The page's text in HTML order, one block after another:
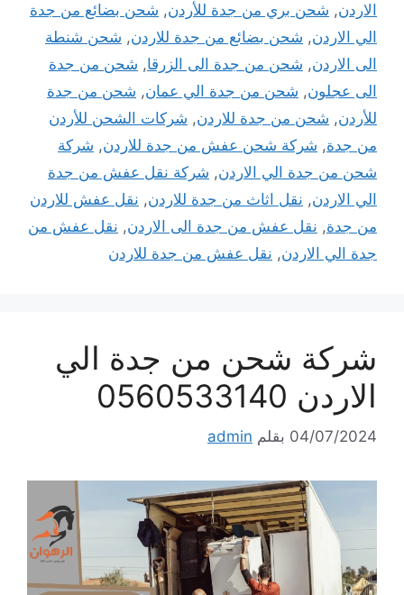
الاردن, شحن بري من جدة للأردن, شحن بضائع من جدة
الي الاردن, شحن بضائع من جدة للاردن, شحن شنطة
الى الاردن, شحن من جدة الى الزرقا, شحن من جدة
الى عجلون, شحن من جدة الي عمان, شحن من جدة
للأردن, شحن من جدة للاردن, شركات الشحن للأردن
من جدة, شركة شحن عفش من جدة للاردن, شركة
شحن من جدة الي الاردن, شركة نقل عفش من جدة
الي الاردن, نقل اثاث من جدة للاردن, نقل عفش للاردن
من جدة, نقل عفش من جدة الى الاردن, نقل عفش من
جدة الي الاردن, نقل عفش من جدة للاردن
شركة شحن من جدة الي
الاردن 0560533140
04/07/2024 بقلم admin